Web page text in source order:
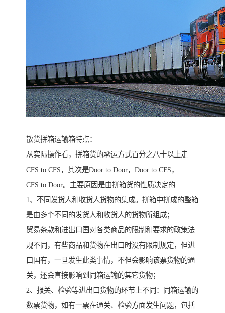
散货拼箱运输箱特点：
从实际操作看，拼箱货的承运方式百分之八十以上走
CFS to CFS，其次是Door to Door，Door to CFS，
CFS to Door。主要原因是由拼箱货的性质决定的:
1、不同发货人和收货人货物的集成。拼箱中拼成的整箱
是由多个不同的发货人和收货人的货物所组成；
贸易条款和进出口国对各类商品的限制和要求的政策法
规不同，有些商品和货物在出口时没有限制规定，但进
口国有，一旦发生此类事情，不但会影响该票货物的通
关，还会直接影响到同箱运输的其它货物；
2、报关、检验等进出口货物的环节上不同：同箱运输的
数票货物，如有一票在通关、检验方面发生问题，包括